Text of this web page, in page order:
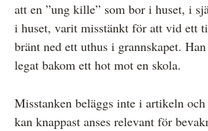
att en ”ung kille” som bor i huset, i
i huset, varit misstänkt för att vid ett
bränt ned ett uthus i grannskapet.
legat bakom ett hot mot en skola.
Misstanken beläggs inte i artikeln
kan knappast anses relevant för